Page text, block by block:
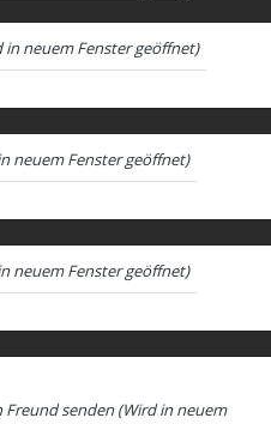
neuem Fenster geöffnet)
neuem Fenster geöffnet)
neuem Fenster geöffnet)
Freund senden (Wird in neuem